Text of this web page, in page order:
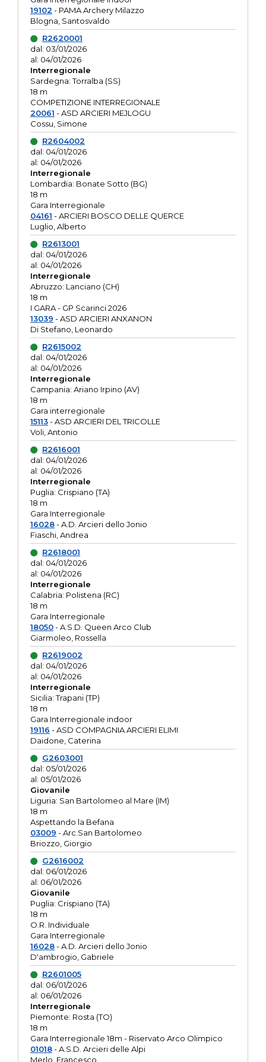
19102 - PAMA Archery Milazzo
Blogna, Santosvaldo
R2620001
dal: 03/01/2026
al: 04/01/2026
Interregionale
Sardegna: Torralba (SS)
18 m
COMPETIZIONE INTERREGIONALE
20061 - ASD ARCIERI MEJLOGU
Cossu, Simone
R2604002
dal: 04/01/2026
al: 04/01/2026
Interregionale
Lombardia: Bonate Sotto (BG)
18 m
Gara Interregionale
04161 - ARCIERI BOSCO DELLE QUERCE
Luglio, Alberto
R2613001
dal: 04/01/2026
al: 04/01/2026
Interregionale
Abruzzo: Lanciano (CH)
18 m
I GARA - GP Scarinci 2026
13039 - ASD ARCIERI ANXANON
Di Stefano, Leonardo
R2615002
dal: 04/01/2026
al: 04/01/2026
Interregionale
Campania: Ariano Irpino (AV)
18 m
Gara interregionale
15113- ASD ARCIERI DEL TRICOLLE
Voli, Antonio
R2616001
dal: 04/01/2026
al: 04/01/2026
Interregionale
Puglia: Crispiano (TA)
18 m
Gara Interregionale
16028- A.D. Arcieri dello Jonio
Fiaschi, Andrea
R2618001
dal: 04/01/2026
al: 04/01/2026
Interregionale
Calabria: Polistena (RC)
18 m
Gara Interregionale
18050- A.S.D. Queen Arco Club
Giarmoleo, Rossella
R2619002
dal: 04/01/2026
al: 04/01/2026
Interregionale
Sicilia: Trapani (TP)
18 m
Gara Interregionale indoor
19116 - ASD COMPAGNIA ARCIERI ELIMI
Daidone, Caterina
G2603001
dal: 05/01/2026
al: 05/01/2026
Giovanile
Liguria: San Bartolomeo al Mare (IM)
18 m
Aspettando la Befana
03009 - Arc.San Bartolomeo
Briozzo, Giorgio
G2616002
dal: 06/01/2026
al: 06/01/2026
Giovanile
Puglia: Crispiano (TA)
18 m
O.R. Individuale
Gara Interregionale
16028- A.D. Arcieri dello Jonio
D'ambrogio, Gabriele
R2601005
dal: 06/01/2026
al: 06/01/2026
Interregionale
Piemonte: Rosta (TO)
18 m
Gara Interregionale 18m - Riservato Arco Olimpico
01018- A.S.D. Arcieri delle Alpi
Merlo, Francesco